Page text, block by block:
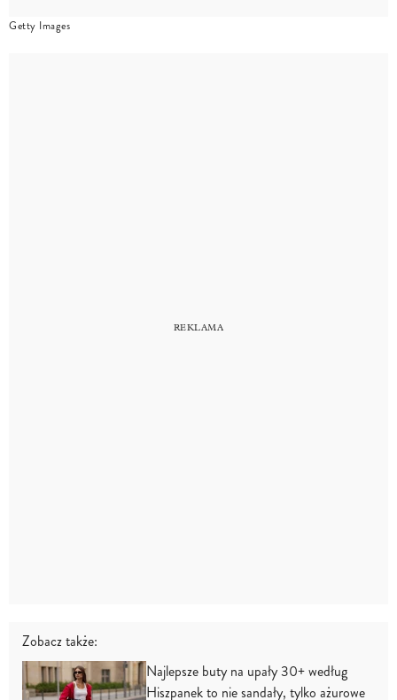
Getty Images
Zobacz także:
Najlepsze buty na upały 30+ według
Hiszpanek to nie sandały, tylko ażurowe